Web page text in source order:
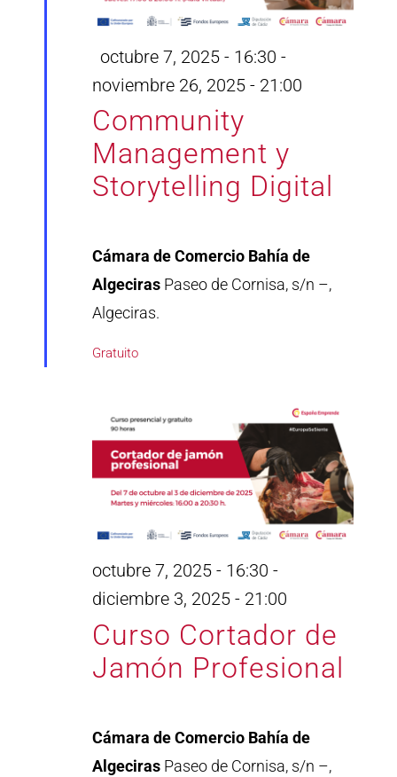
Community
Management y
Storytelling Digital
Destacado
octubre 7, 2025 - 16:30 -
noviembre 26, 2025 - 21:00
Cámara de Comercio Bahía de
Algeciras Paseo de Cornisa, s/n –,
Algeciras.
Gratuito
Curso Cortador de
Jamón Profesional
octubre 7, 2025 - 16:30 -
diciembre 3, 2025 - 21:00
Cámara de Comercio Bahía de
Algeciras Paseo de Cornisa, s/n –,